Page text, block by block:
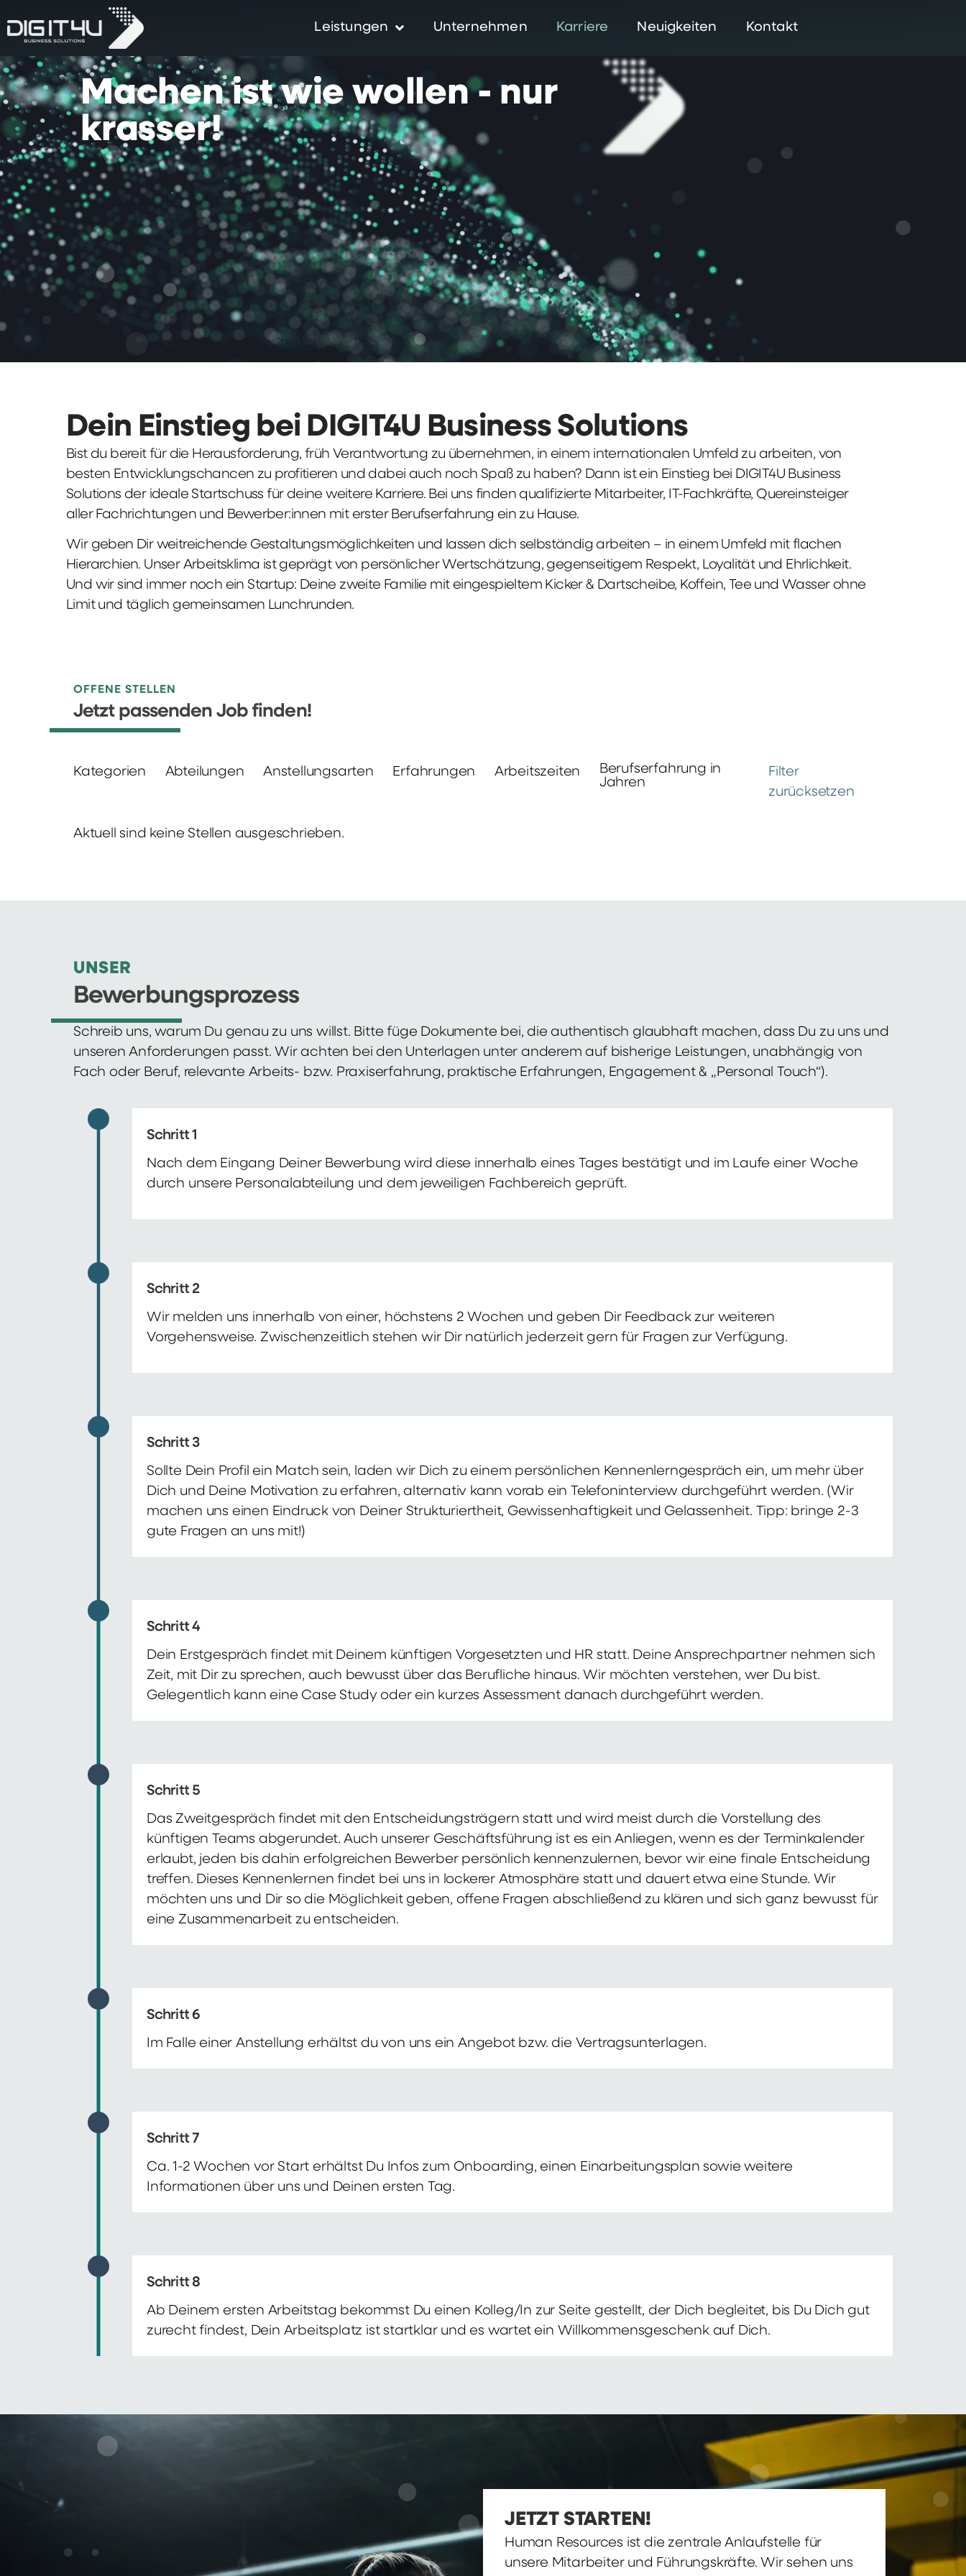
Leistungen Unternehmen Karriere Neuigkeiten Kontakt
Machen ist wie wollen - nur
krasser!
Dein Einstieg bei DIGIT4U Business Solutions
Bist du bereit für die Herausforderung, früh Verantwortung zu übernehmen, in einem internationalen Umfeld zu arbeiten, von
besten Entwicklungschancen zu profitieren und dabei auch noch Spaß zu haben? Dann ist ein Einstieg bei DIGIT4U Business
Solutions der ideale Startschuss für deine weitere Karriere. Bei uns finden qualifizierte Mitarbeiter, IT-Fachkräfte, Quereinsteiger
aller Fachrichtungen und Bewerber:innen mit erster Berufserfahrung ein zu Hause.
Wir geben Dir weitreichende Gestaltungsmöglichkeiten und lassen dich selbständig arbeiten – in einem Umfeld mit flachen
Hierarchien. Unser Arbeitsklima ist geprägt von persönlicher Wertschätzung, gegenseitigem Respekt, Loyalität und Ehrlichkeit.
Und wir sind immer noch ein Startup: Deine zweite Familie mit eingespieltem Kicker & Dartscheibe, Koffein, Tee und Wasser ohne
Limit und täglich gemeinsamen Lunchrunden.
OFFENE STELLEN
Jetzt passenden Job finden!
Kategorien Abteilungen Anstellungsarten Erfahrungen Arbeitszeiten
Berufserfahrung in
Jahren
Filter
zurücksetzen
Aktuell sind keine Stellen ausgeschrieben.
UNSER
Bewerbungsprozess
Schreib uns, warum Du genau zu uns willst. Bitte füge Dokumente bei, die authentisch glaubhaft machen, dass Du zu uns und
unseren Anforderungen passt. Wir achten bei den Unterlagen unter anderem auf bisherige Leistungen, unabhängig von
Fach oder Beruf, relevante Arbeits- bzw. Praxiserfahrung, praktische Erfahrungen, Engagement & „Personal Touch“).
Schritt 1
Nach dem Eingang Deiner Bewerbung wird diese innerhalb eines Tages bestätigt und im Laufe einer Woche
durch unsere Personalabteilung und dem jeweiligen Fachbereich geprüft.
Schritt 2
Wir melden uns innerhalb von einer, höchstens 2 Wochen und geben Dir Feedback zur weiteren
Vorgehensweise. Zwischenzeitlich stehen wir Dir natürlich jederzeit gern für Fragen zur Verfügung.
Schritt 3
Sollte Dein Profil ein Match sein, laden wir Dich zu einem persönlichen Kennenlerngespräch ein, um mehr über
Dich und Deine Motivation zu erfahren, alternativ kann vorab ein Telefoninterview durchgeführt werden. (Wir
machen uns einen Eindruck von Deiner Strukturiertheit, Gewissenhaftigkeit und Gelassenheit. Tipp: bringe 2-3
gute Fragen an uns mit!)
Schritt 4
Dein Erstgespräch findet mit Deinem künftigen Vorgesetzten und HR statt. Deine Ansprechpartner nehmen sich
Zeit, mit Dir zu sprechen, auch bewusst über das Berufliche hinaus. Wir möchten verstehen, wer Du bist.
Gelegentlich kann eine Case Study oder ein kurzes Assessment danach durchgeführt werden.
Schritt 5
Das Zweitgespräch findet mit den Entscheidungsträgern statt und wird meist durch die Vorstellung des
künftigen Teams abgerundet. Auch unserer Geschäftsführung ist es ein Anliegen, wenn es der Terminkalender
erlaubt, jeden bis dahin erfolgreichen Bewerber persönlich kennenzulernen, bevor wir eine finale Entscheidung
treffen. Dieses Kennenlernen findet bei uns in lockerer Atmosphäre statt und dauert etwa eine Stunde. Wir
möchten uns und Dir so die Möglichkeit geben, offene Fragen abschließend zu klären und sich ganz bewusst für
eine Zusammenarbeit zu entscheiden.
Schritt 6
Im Falle einer Anstellung erhältst du von uns ein Angebot bzw. die Vertragsunterlagen.
Schritt 7
Ca. 1-2 Wochen vor Start erhältst Du Infos zum Onboarding, einen Einarbeitungsplan sowie weitere
Informationen über uns und Deinen ersten Tag.
Schritt 8
Ab Deinem ersten Arbeitstag bekommst Du einen Kolleg/In zur Seite gestellt, der Dich begleitet, bis Du Dich gut
zurecht findest, Dein Arbeitsplatz ist startklar und es wartet ein Willkommensgeschenk auf Dich.
JETZT STARTEN!
Human Resources ist die zentrale Anlaufstelle für
unsere Mitarbeiter und Führungskräfte. Wir sehen uns